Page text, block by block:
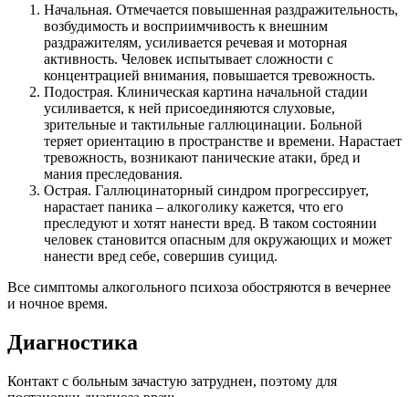
Начальная. Отмечается повышенная раздражительность,
возбудимость и восприимчивость к внешним
раздражителям, усиливается речевая и моторная
активность. Человек испытывает сложности с
концентрацией внимания, повышается тревожность.
Подострая. Клиническая картина начальной стадии
усиливается, к ней присоединяются слуховые,
зрительные и тактильные галлюцинации. Больной
теряет ориентацию в пространстве и времени. Нарастает
тревожность, возникают панические атаки, бред и
мания преследования.
Острая. Галлюцинаторный синдром прогрессирует,
нарастает паника – алкоголику кажется, что его
преследуют и хотят нанести вред. В таком состоянии
человек становится опасным для окружающих и может
нанести вред себе, совершив суицид.
Все симптомы алкогольного психоза обостряются в вечернее
и ночное время.
Диагностика
Контакт с больным зачастую затруднен, поэтому для